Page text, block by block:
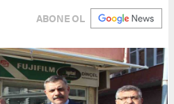
ABONE OL